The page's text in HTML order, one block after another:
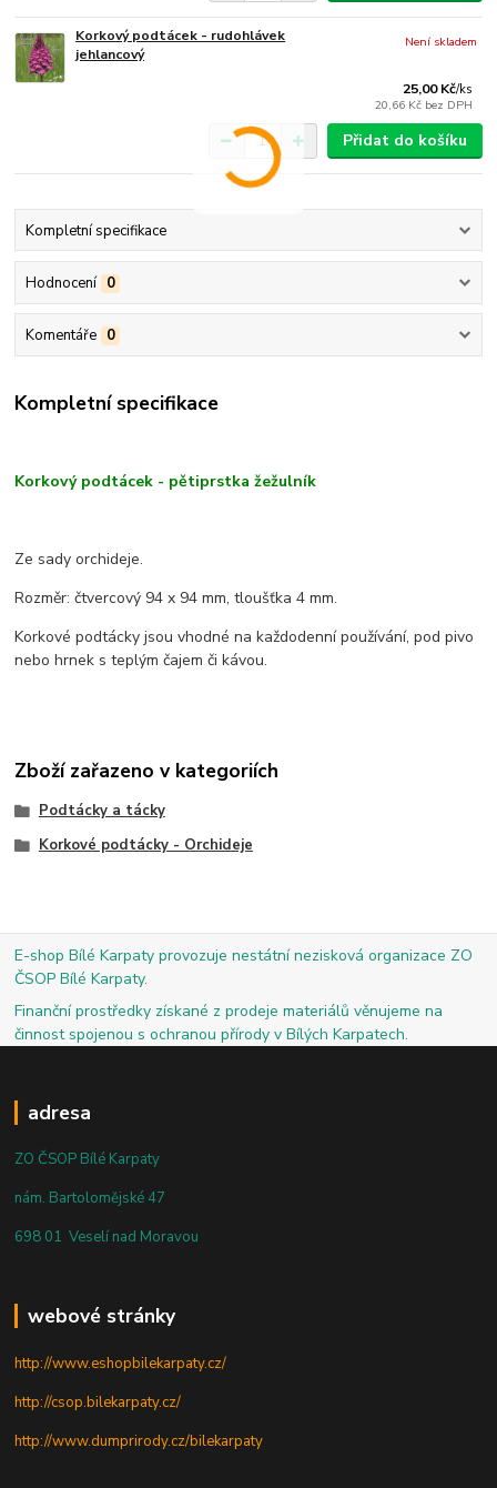
Korkový podtácek - rudohlávek
jehlancový
25,00 Kč/ks
20,66 Kč bez DPH
Není skladem
Přidat do košíku
Kompletní specifikace
Hodnocení 0
Komentáře 0
Kompletní specifikace
Korkový podtácek - pětiprstka žežulník
Ze sady orchideje.
Rozměr: čtvercový 94 x 94 mm, tloušťka 4 mm.
Korkové podtácky jsou vhodné na každodenní používání, pod pivo
nebo hrnek s teplým čajem či kávou.
Zboží zařazeno v kategoriích
Podtácky a tácky
Korkové podtácky - Orchideje
E-shop Bílé Karpaty provozuje nestátní nezisková organizace ZO
ČSOP Bílé Karpaty.
Finanční prostředky získané z prodeje materiálů věnujeme na
činnost spojenou s ochranou přírody v Bílých Karpatech.
adresa
ZO ČSOP Bílé Karpaty
nám. Bartolomějské 47
698 01 Veselí nad Moravou
webové stránky
http://www.eshopbilekarpaty.cz/
http://csop.bilekarpaty.cz/
http://www.dumprirody.cz/bilekarpaty